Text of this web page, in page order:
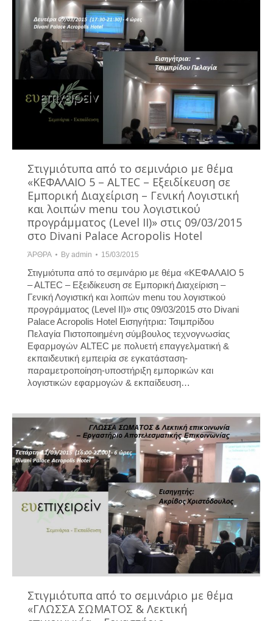
Στιγμιότυπα από το σεμινάριο με θέμα
«KΕΦΑΛΑΙΟ 5 – ΑLTEC – Εξειδίκευση σε
Εμπορική Διαχείριση – Γενική Λογιστική
και λοιπών menu του λογιστικού
προγράμματος (Level ΙI)» στις 09/03/2015
στο Divani Palace Acropolis Hotel
ΆΡΘΡΑ By admin 15/03/2015
Στιγμιότυπα από το σεμινάριο με θέμα «KΕΦΑΛΑΙΟ 5
– ΑLTEC – Εξειδίκευση σε Εμπορική Διαχείριση –
Γενική Λογιστική και λοιπών menu του λογιστικού
προγράμματος (Level ΙI)» στις 09/03/2015 στο Divani
Palace Acropolis Hotel Εισηγήτρια: Τσιμπρίδου
Πελαγία Πιστοποιημένη σύμβουλος τεχνογνωσίας
Εφαρμογών ALTEC με πολυετή επαγγελματική &
εκπαιδευτική εμπειρία σε εγκατάσταση-
παραμετροποίηση-υποστήριξη εμπορικών και
λογιστικών εφαρμογών & εκπαίδευση…
Στιγμιότυπα από το σεμινάριο με θέμα
«ΓΛΩΣΣΑ ΣΩΜΑΤΟΣ & Λεκτική